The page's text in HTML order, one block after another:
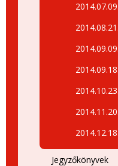
2014.09.18.
2014.10.23.
2014.11.20.
2014.12.18.
Jegyzőkönyvek